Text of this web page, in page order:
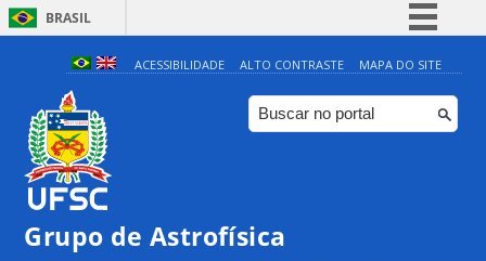
BRASIL
Simplifique!
Comunica BR
Participe
ACESSIBILIDADE ALTO CONTRASTE MAPA DO SITE
Grupo de Astrofísica